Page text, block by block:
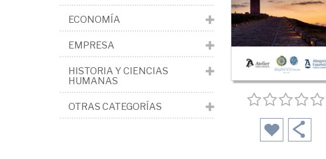
ECONOMÍA
EMPRESA
HISTORIA Y CIENCIAS
HUMANAS
OTRAS CATEGORÍAS